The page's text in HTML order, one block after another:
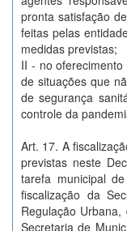
pronta satisfação
feitas pelas
medidas previstas;
II - no
de situações que
de segurança
controle da
Art. 17. A
previstas neste
tarefa municipal
fiscalização da
Regulação
Secretaria de